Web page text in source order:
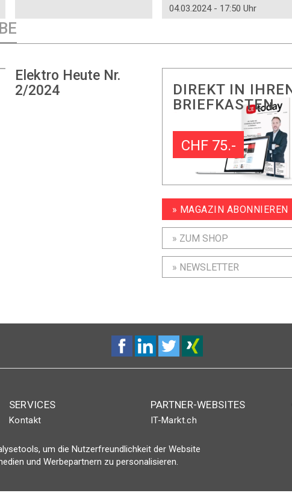
04.03.2024 - 17:50 Uhr
Elektro Heute Nr.
2/2024
DIREKT IN
BRIEFKASTEN
CHF 75.-
» MAGAZIN ABONNIEREN
» ZUM SHOP
» NEWSLETTER
SERVICES
Kontakt
Login
PARTNER-WEBSITES
IT-Markt.ch
ICTjournal
um die Nutzerfreundlichkeit der Website
und Werbepartnern zu personalisieren.